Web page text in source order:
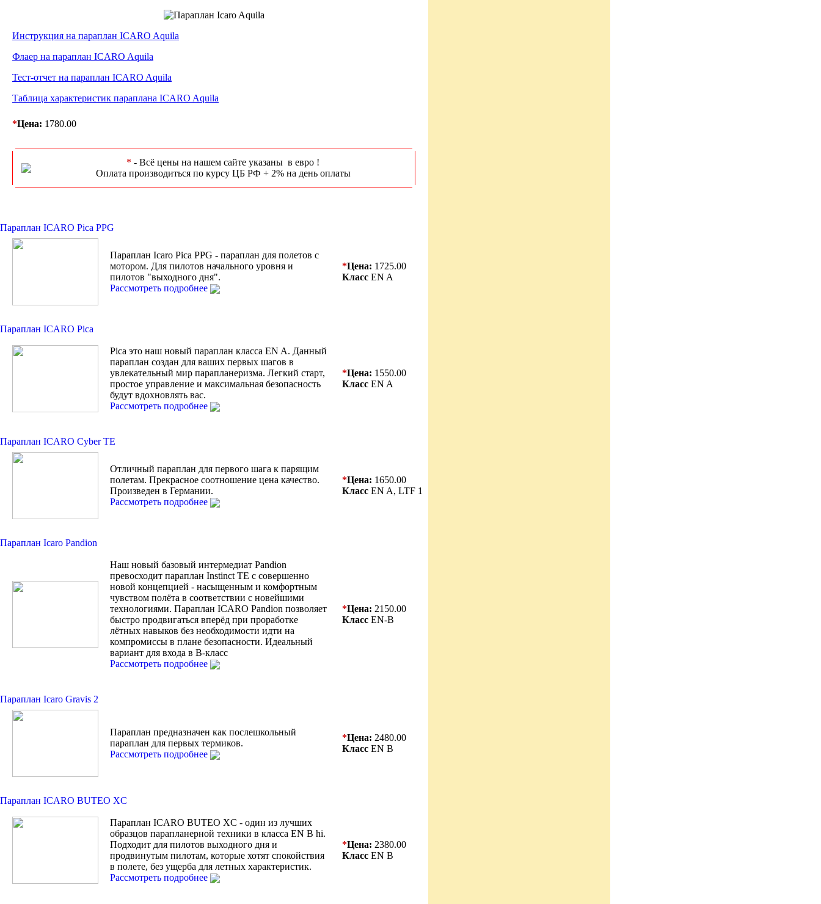
Инструкция на параплан ICARO Aquila
Флаер на параплан ICARO Aquila
Тест-отчет на параплан ICARO Aquila
Таблица характеристик параплана ICARO Aquila
*Цена: 1780.00
* - Всё цены на нашем сайте указаны в евро !
Оплата производиться по курсу ЦБ РФ + 2% на день оплаты
Параплан ICARO Pica PPG
Параплан Icaro Pica PPG - параплан для полетов с
мотором. Для пилотов начального уровня и
пилотов "выходного дня".
Рассмотреть подробнее
*Цена: 1725.00
Класс EN A
Параплан ICARO Pica
Pica это наш новый параплан класса EN A. Данный
параплан создан для ваших первых шагов в
увлекательный мир парапланеризма. Легкий старт,
простое управление и максимальная безопасность
будут вдохновлять вас.
Рассмотреть подробнее
*Цена: 1550.00
Класс EN A
Параплан ICARO Cyber TE
Отличный параплан для первого шага к парящим
полетам. Прекрасное соотношение цена качество.
Произведен в Германии.
Рассмотреть подробнее
*Цена: 1650.00
Класс EN A, LTF 1
Параплан Icaro Pandion
Наш новый базовый интермедиат Pandion
превосходит параплан Instinct TE с совершенно
новой концепцией - насыщенным и комфортным
чувством полёта в соответствии с новейшими
технологиями. Параплан ICARO Pandion позволяет
быстро продвигаться вперёд при проработке
лётных навыков без необходимости идти на
компромиссы в плане безопасности. Идеальный
вариант для входа в В-класс
Рассмотреть подробнее
*Цена: 2150.00
Класс EN-B
Параплан Icaro Gravis 2
Параплан предназначен как послешкольный
параплан для первых термиков.
Рассмотреть подробнее
*Цена: 2480.00
Класс EN B
Параплан ICARO BUTEO XC
Параплан ICARO BUTEO XC - один из лучших
образцов парапланерной техники в класса EN B hi.
Подходит для пилотов выходного дня и
продвинутым пилотам, которые хотят спокойствия
в полете, без ущерба для летных характеристик.
Рассмотреть подробнее
*Цена: 2380.00
Класс EN B